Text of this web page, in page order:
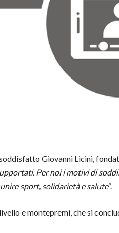
Giovanni Licini,
Per noi i motivi di
sport, solidarietà e salute“.
e montepremi, che si